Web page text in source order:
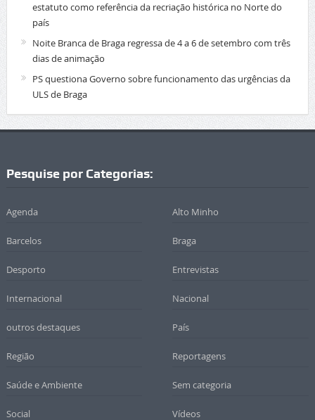
estatuto como referência da recriação histórica no Norte do
país
Noite Branca de Braga regressa de 4 a 6 de setembro com três
dias de animação
PS questiona Governo sobre funcionamento das urgências da
ULS de Braga
Pesquise por Categorias:
Agenda Alto Minho
Barcelos Braga
Desporto Entrevistas
Internacional Nacional
outros destaques País
Região Reportagens
Saúde e Ambiente Sem categoria
Social Vídeos